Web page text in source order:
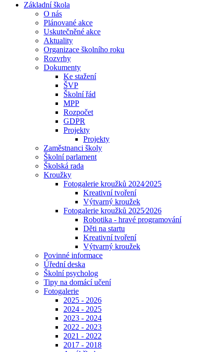
Základní škola
O nás
Plánované akce
Uskutečněné akce
Aktuality
Organizace školního roku
Rozvrhy
Dokumenty
Ke stažení
ŠVP
Školní řád
MPP
Rozpočet
GDPR
Projekty
Projekty
Zaměstnanci školy
Školní parlament
Školská rada
Kroužky
Fotogalerie kroužků 2024⁄2025
Kreativní tvoření
Výtvarný kroužek
Fotogalerie kroužků 2025⁄2026
Robotika - hravé programování
Děti na startu
Kreativní tvoření
Výtvarný kroužek
Povinné informace
Úřední deska
Školní psycholog
Tipy na domácí učení
Fotogalerie
2025 - 2026
2024 - 2025
2023 - 2024
2022 - 2023
2021 - 2022
2017 - 2018